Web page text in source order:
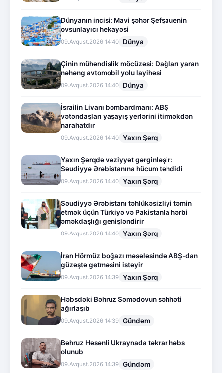
Dünyanın incisi: Mavi şəhər Şefşauenin
ovsunlayıcı hekayəsi
09.Avqust.2026 14:40 Dünya
Çinin mühəndislik möcüzəsi: Dağları yaran
nəhəng avtomobil yolu layihəsi
09.Avqust.2026 14:40 Dünya
İsrailin Livanı bombardmanı: ABŞ
vətəndaşları yaşayış yerlərini itirməkdən
narahatdır
09.Avqust.2026 14:40 Yaxın Şərq
Yaxın Şərqdə vəziyyət gərginləşir:
Səudiyyə Ərəbistanına hücum təhdidi
09.Avqust.2026 14:40 Yaxın Şərq
Səudiyyə Ərəbistanı təhlükəsizliyi təmin
etmək üçün Türkiyə və Pakistanla hərbi
əməkdaşlığı genişləndirir
09.Avqust.2026 14:40 Yaxın Şərq
İran Hörmüz boğazı məsələsində ABŞ-dan
güzəştə getməsini istəyir
09.Avqust.2026 14:39 Yaxın Şərq
Həbsdəki Bəhruz Səmədovun səhhəti
ağırlaşıb
09.Avqust.2026 14:39 Gündəm
Bəhruz Həsənli Ukraynada təkrar həbs
olunub
09.Avqust.2026 14:39 Gündəm